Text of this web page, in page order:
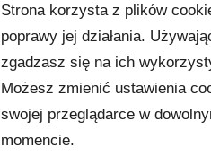
Strona korzysta z plików
poprawy jej działania.
zgadzasz się na ich
Możesz zmienić ustawienia
swojej przeglądarce w
momencie.